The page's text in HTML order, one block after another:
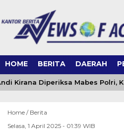
HOME BERITA DAERAH
Kirana Diperiksa Mabes Polri,
Home / Berita
Selasa, 1 April 2025 - 01:39 WIB